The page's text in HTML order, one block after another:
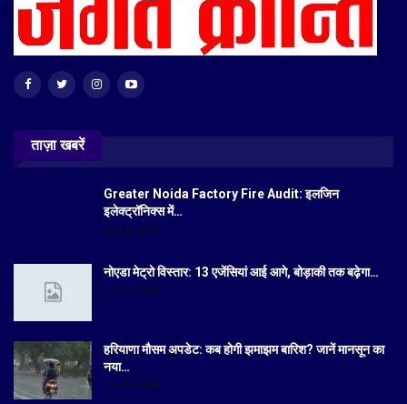
ताज़ा खबरें
Greater Noida Factory Fire Audit: इलजिन
इलेक्ट्रॉनिक्स में…
Aug 6, 2026
नोएडा मेट्रो विस्तार: 13 एजेंसियां आई आगे, बोड़ाकी तक बढ़ेगा…
Jul 19, 2026
हरियाणा मौसम अपडेट: कब होगी झमाझम बारिश? जानें मानसून का
नया…
Jul 18, 2026